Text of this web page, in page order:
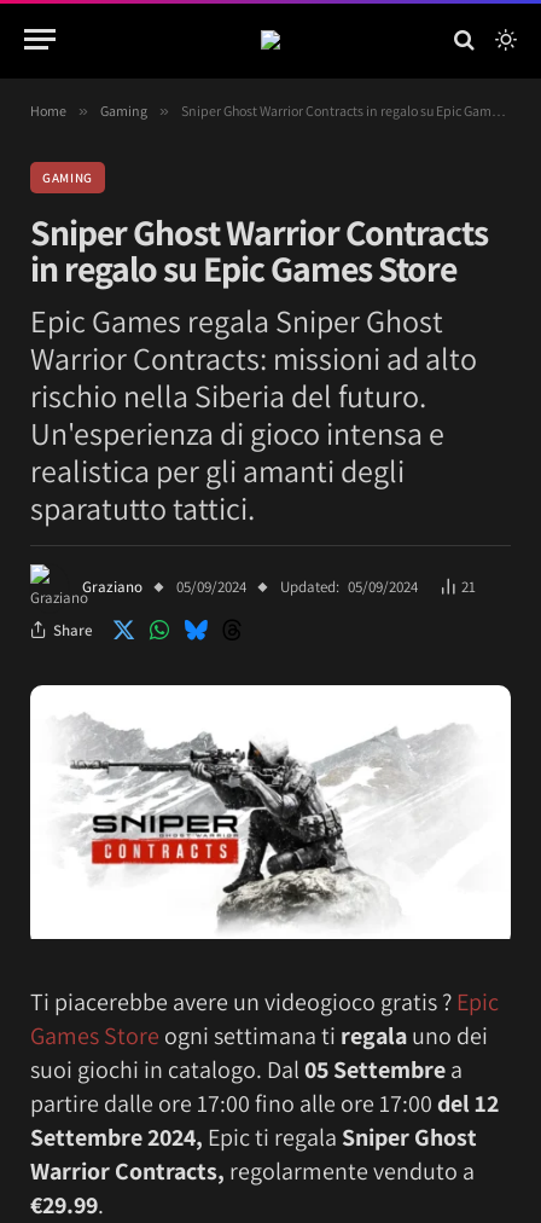
Home » Gaming » Sniper Ghost Warrior Contracts in regalo su Epic Games Store
GAMING
Sniper Ghost Warrior Contracts
in regalo su Epic Games Store
Epic Games regala Sniper Ghost
Warrior Contracts: missioni ad alto
rischio nella Siberia del futuro.
Un'esperienza di gioco intensa e
realistica per gli amanti degli
sparatutto tattici.
Graziano 05/09/2024 Updated: 05/09/2024 21
Share
Ti piacerebbe avere un videogioco gratis ? Epic
Games Store ogni settimana ti regalauno dei
suoi giochi in catalogo. Dal05 Settembrea
partire dalle ore 17:00 fino alle ore 17:00del 12
Settembre 2024, Epic ti regala Sniper Ghost
Warrior Contracts, regolarmente venduto a
€29.99.